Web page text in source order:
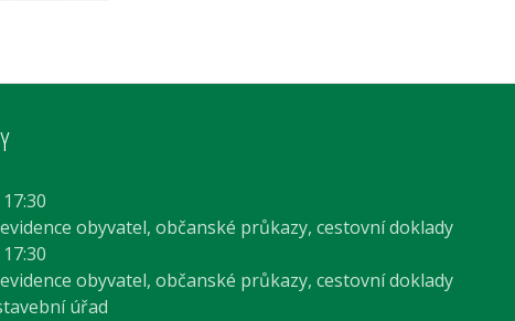
obyvatel, občanské průkazy, cestovní doklady
obyvatel, občanské průkazy, cestovní doklady
úřad